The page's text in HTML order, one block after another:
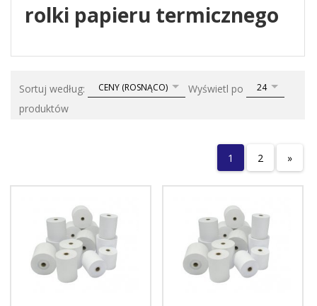
rolki papieru termicznego
Sortuj według: sortCENY (ROSNĄCO) Wyświetl po pop24
produktów
1 2 »